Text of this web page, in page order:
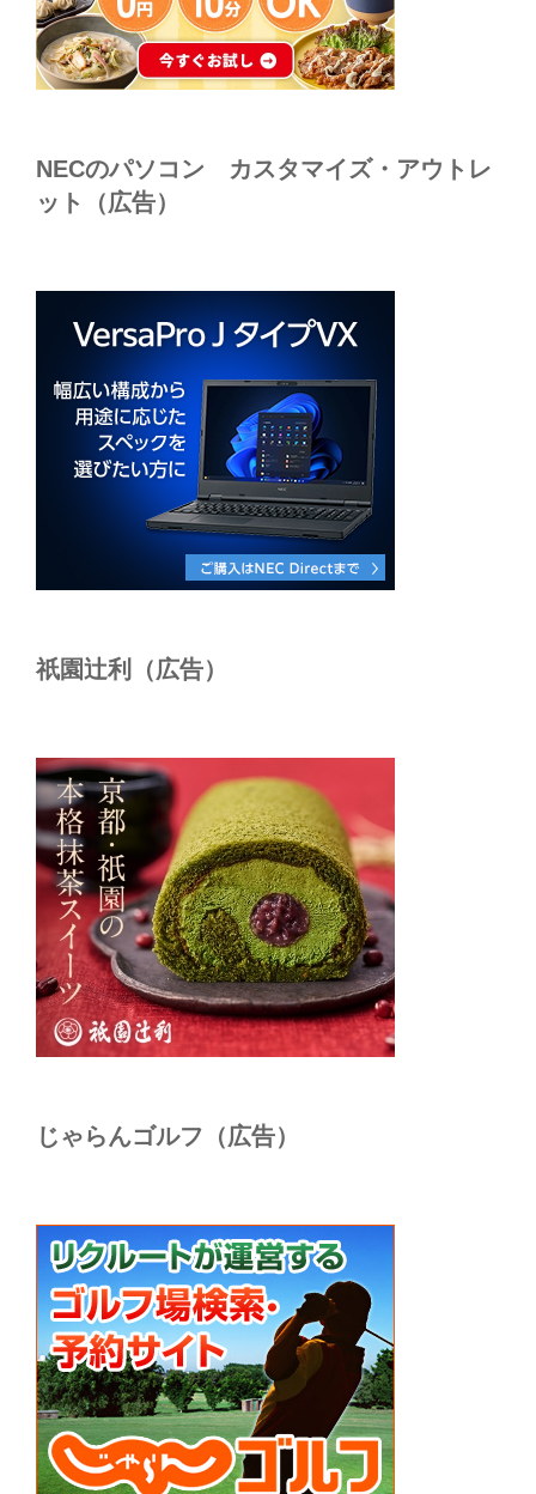
NECのパソコン カスタマイズ・アウトレ
ット（広告）
祇園辻利（広告）
じゃらんゴルフ（広告）